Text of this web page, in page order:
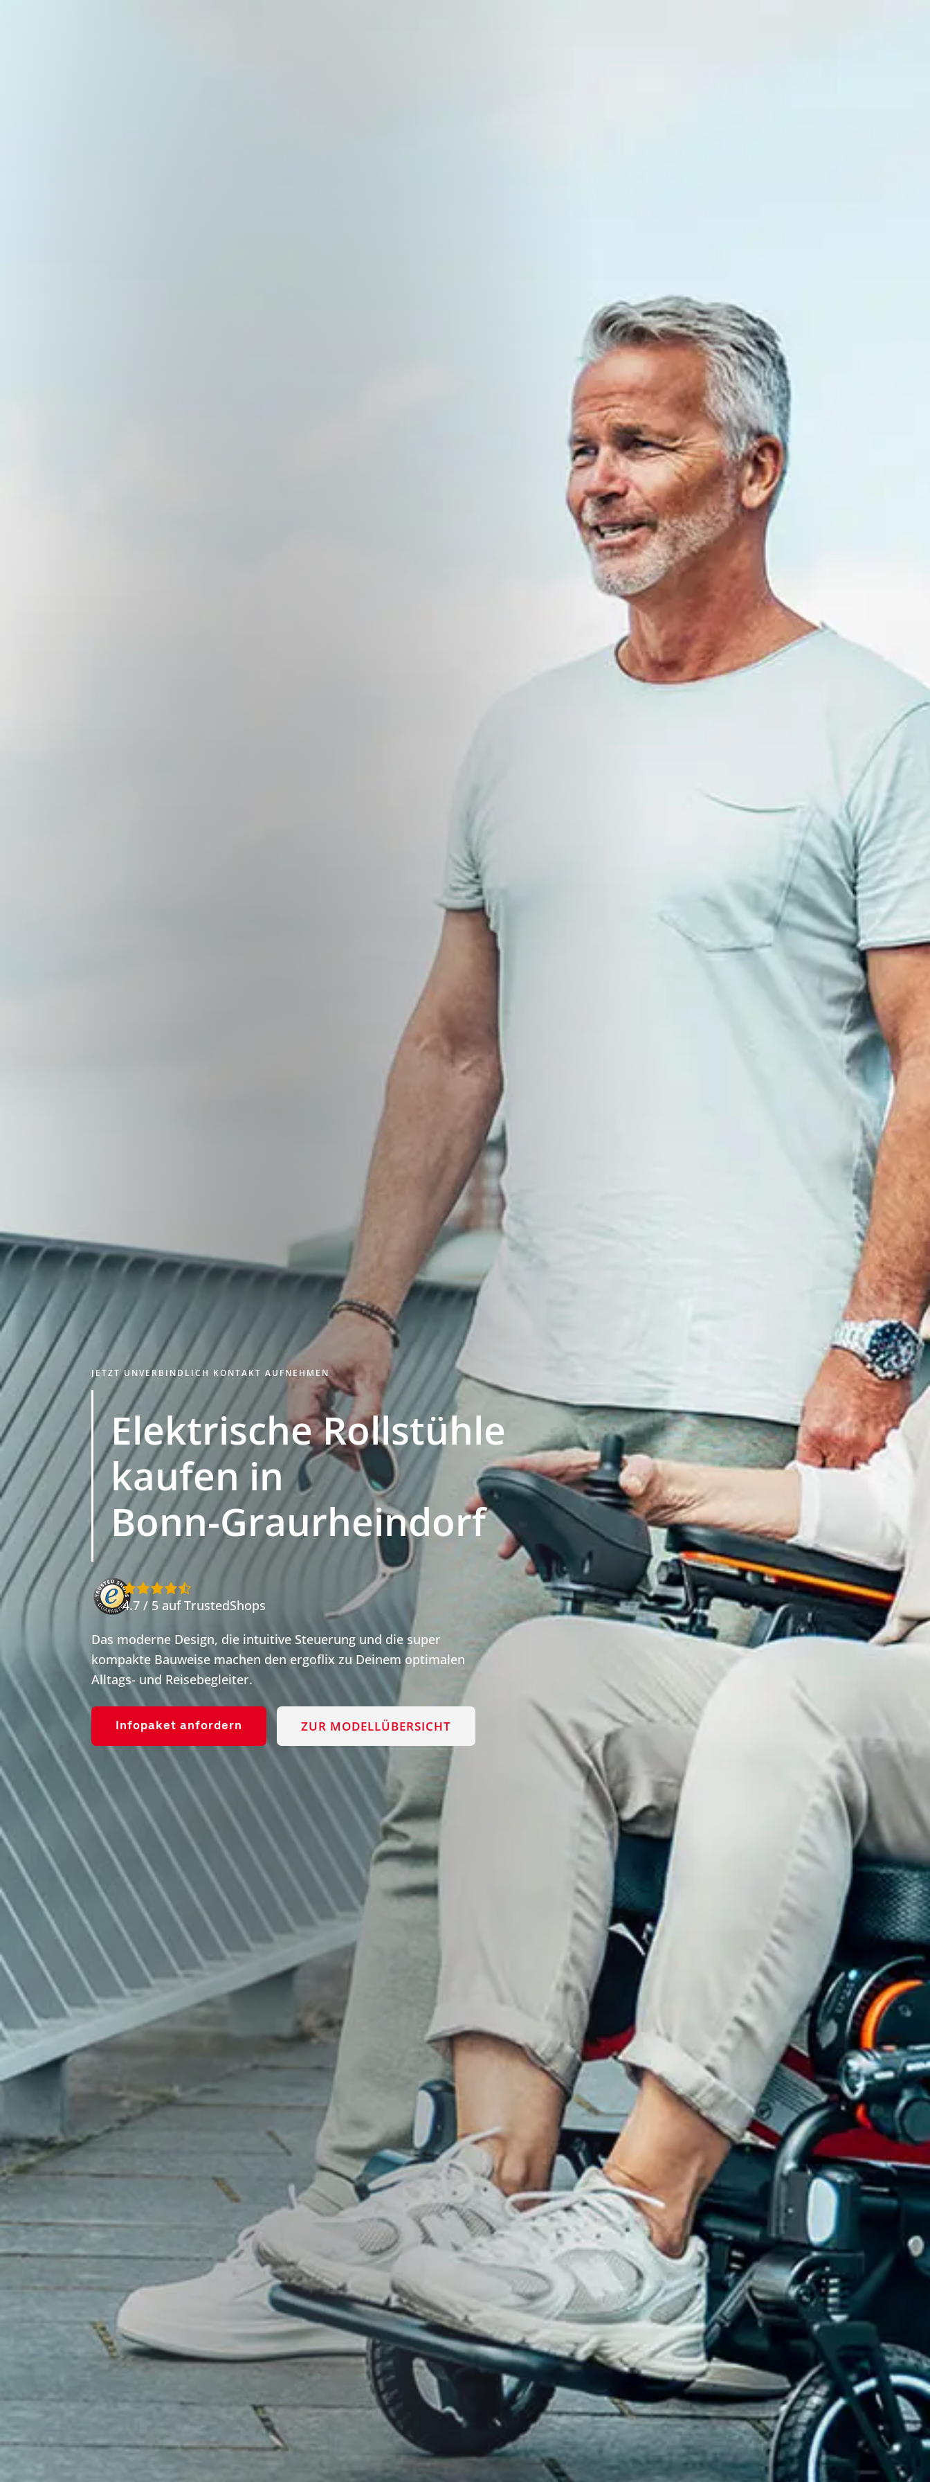
JETZT UNVERBINDLICH KONTAKT AUFNEHMEN
Elektrische Rollstühle
kaufen in
Bonn-Graurheindorf
4.7 / 5 auf TrustedShops
Das moderne Design, die intuitive Steuerung und die super
kompakte Bauweise machen den ergoflix zu Deinem optimalen
Alltags- und Reisebegleiter.
Infopaket anfordern ZUR MODELLÜBERSICHT